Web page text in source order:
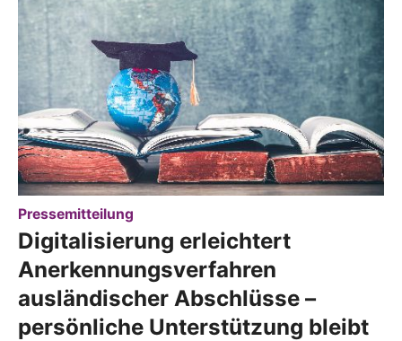
Pressemitteilung
Digitalisierung erleichtert
Anerkennungsverfahren
ausländischer Abschlüsse –
persönliche Unterstützung bleibt